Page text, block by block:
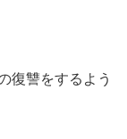
讐をするよう